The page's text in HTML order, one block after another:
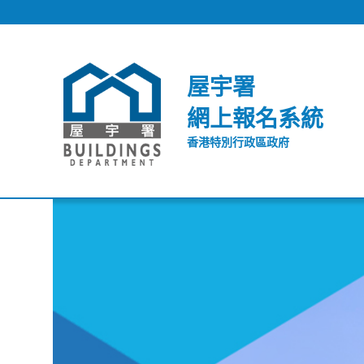
屋宇署
網上報名系統
香港特別行政區政府